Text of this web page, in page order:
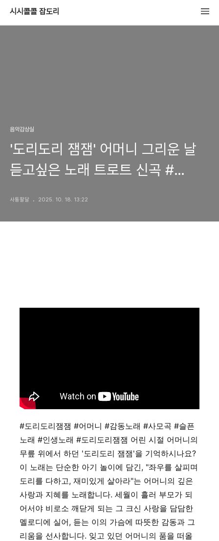
시시콜콜 잡도리
음악감상실
'도리도리 잼잼' 어머니 그리운 날
듣고싶은 노래 트로트 신곡 #
사통팔달 2025. 10. 18. 13:22
#도리도리잼잼 #어머니 #감동노래 #사모곡 #슬픈
노래 #인생노래 #도리도리잼잼 어린 시절 어머니의
무릎 위에서 하던 '도리도리 잼잼'을 기억하시나요?
이 노래는 단순한 아기 놀이에 담긴, "좌우를 살피며
도리를 다하고, 재미있게 살아라"는 어머니의 깊은
사랑과 지혜를 노래합니다. 세월이 흘러 부모가 되
어서야 비로소 깨닫게 되는 그 크신 사랑을 담담한
멜로디에 실어, 듣는 이의 가슴에 따뜻한 감동과 그
리움을 선사합니다. 잊고 있던 어머니의 품을 떠올